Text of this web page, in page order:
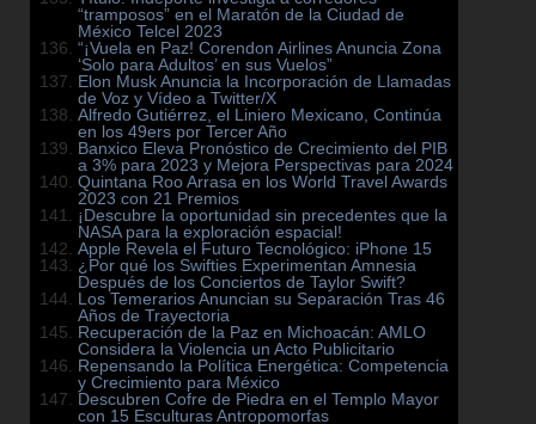
“tramposos” en el Maratón de la Ciudad de
México Telcel 2023
“¡Vuela en Paz! Corendon Airlines Anuncia Zona
‘Solo para Adultos’ en sus Vuelos”
Elon Musk Anuncia la Incorporación de Llamadas
de Voz y Vídeo a Twitter/X
Alfredo Gutiérrez, el Liniero Mexicano, Continúa
en los 49ers por Tercer Año
Banxico Eleva Pronóstico de Crecimiento del PIB
a 3% para 2023 y Mejora Perspectivas para 2024
Quintana Roo Arrasa en los World Travel Awards
2023 con 21 Premios
¡Descubre la oportunidad sin precedentes que la
NASA para la exploración espacial!
Apple Revela el Futuro Tecnológico: iPhone 15
¿Por qué los Swifties Experimentan Amnesia
Después de los Conciertos de Taylor Swift?
Los Temerarios Anuncian su Separación Tras 46
Años de Trayectoria
Recuperación de la Paz en Michoacán: AMLO
Considera la Violencia un Acto Publicitario
Repensando la Política Energética: Competencia
y Crecimiento para México
Descubren Cofre de Piedra en el Templo Mayor
con 15 Esculturas Antropomorfas